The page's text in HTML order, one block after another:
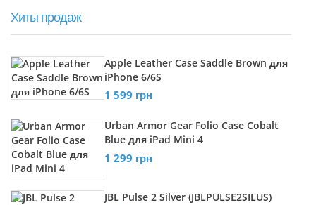
Хиты продаж
Apple Leather Case Saddle Brown для
iPhone 6/6S
1 599 грн
Urban Armor Gear Folio Case Cobalt
Blue для iPad Mini 4
1 299 грн
JBL Pulse 2 Silver (JBLPULSE2SILUS)